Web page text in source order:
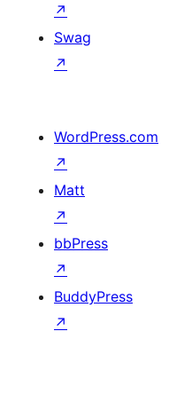
↗
Swag
↗
WordPress.com
↗
Matt
↗
bbPress
↗
BuddyPress
↗